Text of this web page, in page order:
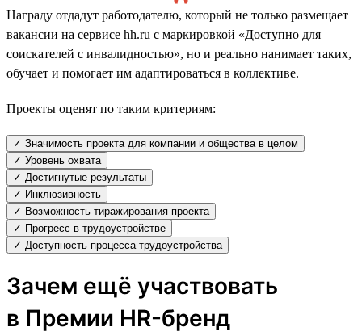
Награду отдадут работодателю, который не только размещает
вакансии на сервисе hh.ru с маркировкой «Доступно для
соискателей с инвалидностью», но и реально нанимает таких,
обучает и помогает им адаптироваться в коллективе.
Проекты оценят по таким критериям:
✓ Значимость проекта для компании и общества в целом
✓ Уровень охвата
✓ Достигнутые результаты
✓ Инклюзивность
✓ Возможность тиражирования проекта
✓ Прогресс в трудоустройстве
✓ Доступность процесса трудоустройства
Зачем ещё участвовать
в Премии HR-бренд